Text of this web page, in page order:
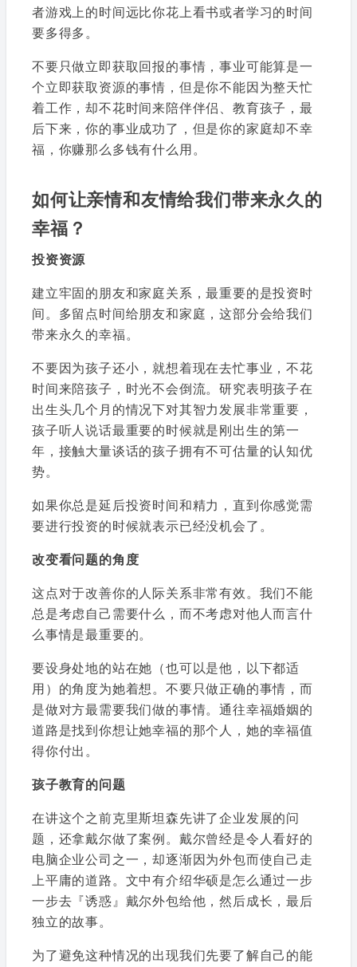
者游戏上的时间远比你花上看书或者学习的时间
要多得多。
不要只做立即获取回报的事情，事业可能算是一
个立即获取资源的事情，但是你不能因为整天忙
着工作，却不花时间来陪伴伴侣、教育孩子，最
后下来，你的事业成功了，但是你的家庭却不幸
福，你赚那么多钱有什么用。
如何让亲情和友情给我们带来永久的
幸福？
投资资源
建立牢固的朋友和家庭关系，最重要的是投资时
间。多留点时间给朋友和家庭，这部分会给我们
带来永久的幸福。
不要因为孩子还小，就想着现在去忙事业，不花
时间来陪孩子，时光不会倒流。研究表明孩子在
出生头几个月的情况下对其智力发展非常重要，
孩子听人说话最重要的时候就是刚出生的第一
年，接触大量谈话的孩子拥有不可估量的认知优
势。
如果你总是延后投资时间和精力，直到你感觉需
要进行投资的时候就表示已经没机会了。
改变看问题的角度
这点对于改善你的人际关系非常有效。我们不能
总是考虑自己需要什么，而不考虑对他人而言什
么事情是最重要的。
要设身处地的站在她（也可以是他，以下都适
用）的角度为她着想。不要只做正确的事情，而
是做对方最需要我们做的事情。通往幸福婚姻的
道路是找到你想让她幸福的那个人，她的幸福值
得你付出。
孩子教育的问题
在讲这个之前克里斯坦森先讲了企业发展的问
题，还拿戴尔做了案例。戴尔曾经是令人看好的
电脑企业公司之一，却逐渐因为外包而使自己走
上平庸的道路。文中有介绍华硕是怎么通过一步
一步去『诱惑』戴尔外包给他，然后成长，最后
独立的故事。
为了避免这种情况的出现我们先要了解自己的能